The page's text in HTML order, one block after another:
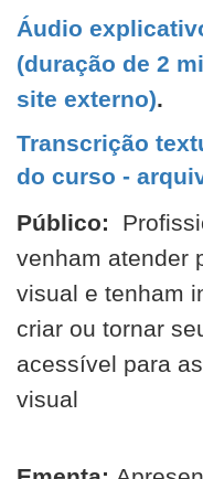
Áudio
(duração de 2
site externo).
Transcrição
do curso -
Público:
venham atender
visual e tenham
criar ou tornar
acessível para
visual